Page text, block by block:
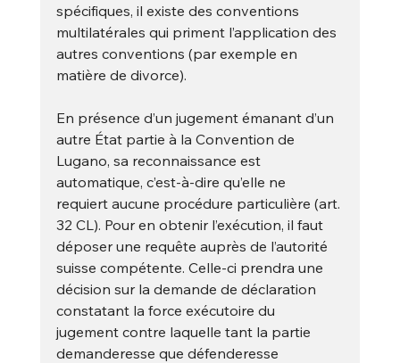
spécifiques, il existe des conventions
multilatérales qui priment l’application des
autres conventions (par exemple en
matière de divorce).
En présence d’un jugement émanant d’un
autre État partie à la Convention de
Lugano, sa reconnaissance est
automatique, c’est-à-dire qu’elle ne
requiert aucune procédure particulière (art.
32 CL). Pour en obtenir l’exécution, il faut
déposer une requête auprès de l’autorité
suisse compétente. Celle-ci prendra une
décision sur la demande de déclaration
constatant la force exécutoire du
jugement contre laquelle tant la partie
demanderesse que défenderesse